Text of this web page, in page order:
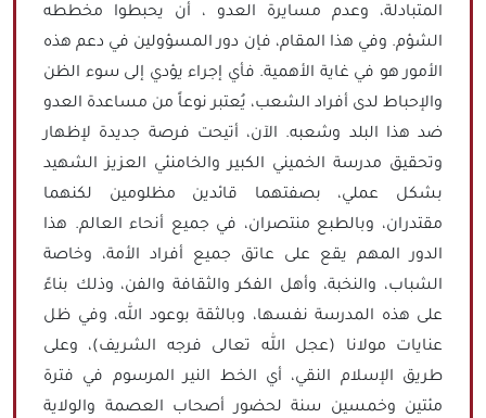
المتبادلة، وعدم مسايرة العدو ، أن يحبطوا مخططه
الشؤم. وفي هذا المقام، فإن دور المسؤولين في دعم هذه
الأمور هو في غاية الأهمية. فأي إجراء يؤدي إلى سوء الظن
والإحباط لدى أفراد الشعب، يُعتبر نوعاً من مساعدة العدو
ضد هذا البلد وشعبه. الآن، أتيحت فرصة جديدة لإظهار
وتحقيق مدرسة الخميني الكبير والخامنئي العزيز الشهيد
بشكل عملي، بصفتهما قائدين مظلومين لكنهما
مقتدران، وبالطبع منتصران، في جميع أنحاء العالم. هذا
الدور المهم يقع على عاتق جميع أفراد الأمة، وخاصة
الشباب، والنخبة، وأهل الفكر والثقافة والفن، وذلك بناءً
على هذه المدرسة نفسها، وبالثقة بوعود الله، وفي ظل
عنايات مولانا (عجل الله تعالى فرجه الشريف)، وعلى
طريق الإسلام النقي، أي الخط النير المرسوم في فترة
مئتين وخمسين سنة لحضور أصحاب العصمة والولاية